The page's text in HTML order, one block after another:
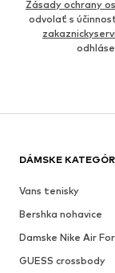
Zásady ochrany
odvolať s
DÁMSKE
Vans tenisky
Bershka nohavice
Damske Nike Air
GUESS crossbody